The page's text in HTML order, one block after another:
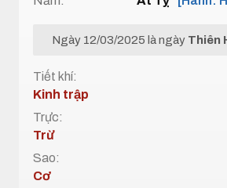
Ngày 12/03/2025 là ngày Thiên
Tiết khí:
Kinh trập
Trực:
Trừ
Sao:
Cơ